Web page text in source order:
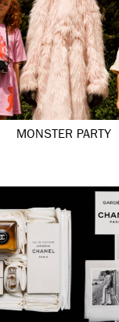
MONSTER PARTY